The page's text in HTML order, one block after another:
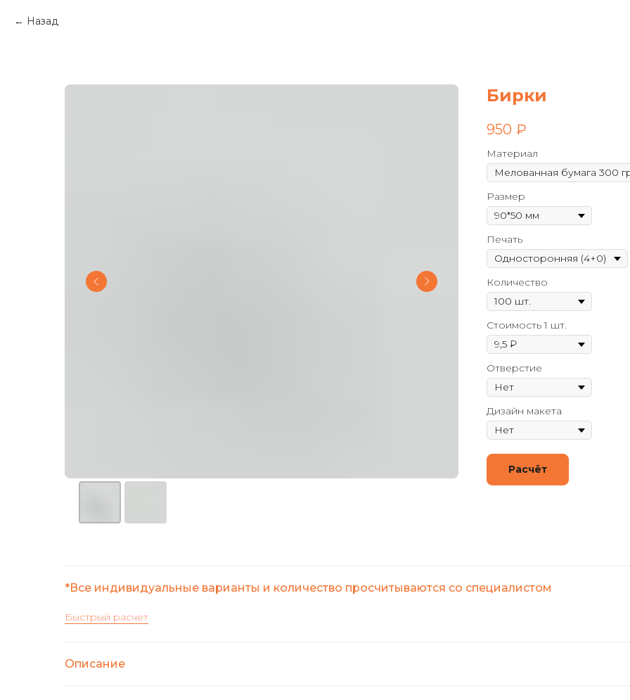
Назад
Бирки
950 ₽
Материал
Размер
Печать
Количество
Стоимость 1 шт.
Отверстие
Дизайн макета
Расчёт
*Все индивидуальные варианты и количество просчитываются со специалистом
Быстрый расчет
Описание